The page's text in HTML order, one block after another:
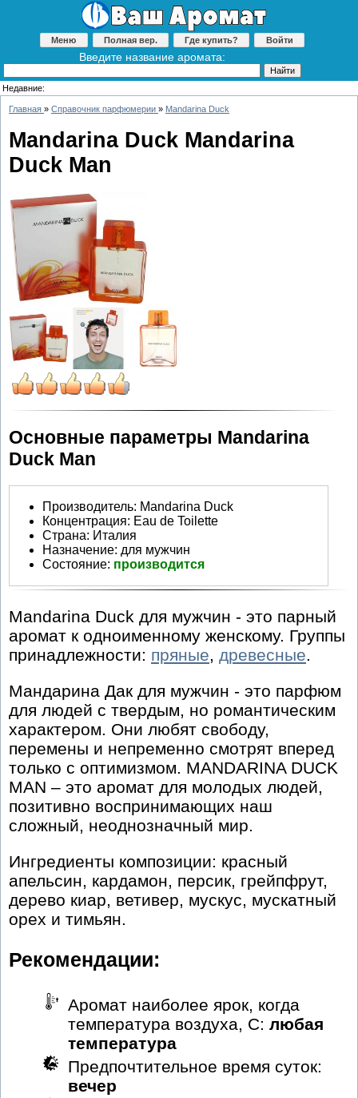
Меню Полная вер. Где купить? Войти
Введите название аромата:
Недавние:
Главная » Справочник парфюмерии » Mandarina Duck
Mandarina Duck Mandarina
Duck Man
Основные параметры Mandarina
Duck Man
Производитель: Mandarina Duck
Концентрация: Eau de Toilette
Страна: Италия
Назначение: для мужчин
Состояние: производится
Mandarina Duck для мужчин - это парный
аромат к одноименному женскому. Группы
принадлежности: пряные, древесные.
Мандарина Дак для мужчин - это парфюм
для людей с твердым, но романтическим
характером. Они любят свободу,
перемены и непременно смотрят вперед
только с оптимизмом. MANDARINA DUCK
MAN – это аромат для молодых людей,
позитивно воспринимающих наш
сложный, неоднозначный мир.
Ингредиенты композиции: красный
апельсин, кардамон, персик, грейпфрут,
дерево киар, ветивер, мускус, мускатный
орех и тимьян.
Рекомендации:
Аромат наиболее ярок, когда
температура воздуха, С: любая
температура
Предпочтительное время суток:
вечер